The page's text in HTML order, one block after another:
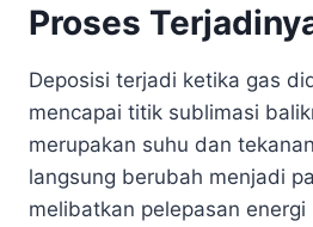
Proses
Deposisi terjadi ketika gas
mencapai titik sublimasi
merupakan suhu dan
langsung berubah menjadi
melibatkan pelepasan energi